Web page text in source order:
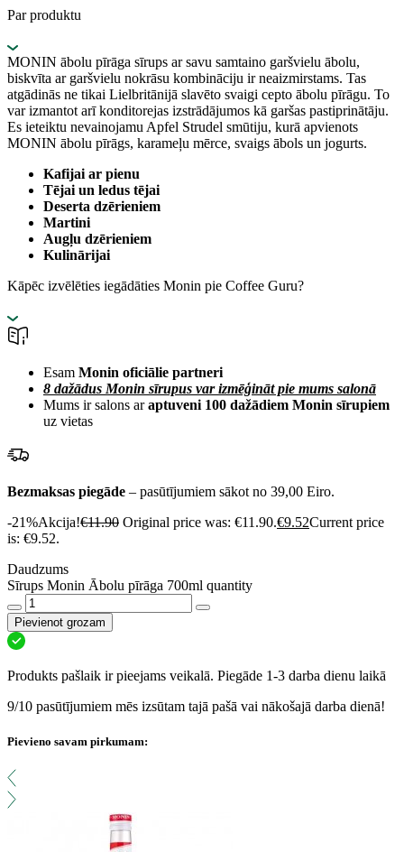
Par produktu
MONIN ābolu pīrāga sīrups ar savu samtaino garšvielu ābolu,
biskvīta ar garšvielu nokrāsu kombināciju ir neaizmirstams. Tas
atgādinās ne tikai Lielbritānijā slavēto svaigi cepto ābolu pīrāgu. To
var izmantot arī konditorejas izstrādājumos kā garšas pastiprinātāju.
Es ieteiktu nevainojamu Apfel Strudel smūtiju, kurā apvienots
MONIN ābolu pīrāgs, karameļu mērce, svaigs ābols un jogurts.
Kafijai ar pienu
Tējai un ledus tējai
Deserta dzērieniem
Martini
Augļu dzērieniem
Kulinārijai
Kāpēc izvēlēties iegādāties Monin pie Coffee Guru?
Esam Monin oficiālie partneri
8 dažādus Monin sīrupus var izmēģināt pie mums salonā
Mums ir salons araptuveni 100 dažādiem Monin sīrupiem
uz vietas
Bezmaksas piegāde – pasūtījumiem sākot no 39,00 Eiro.
-21%Akcija!€11.90 Original price was: €11.90.€9.52Current price
is: €9.52.
Daudzums
Sīrups Monin Ābolu pīrāga 700ml quantity
Pievienot grozam
Produkts pašlaik ir pieejams veikalā. Piegāde 1-3 darba dienu laikā
9/10 pasūtījumiem mēs izsūtam tajā pašā vai nākošajā darba dienā!
Pievieno savam pirkumam: